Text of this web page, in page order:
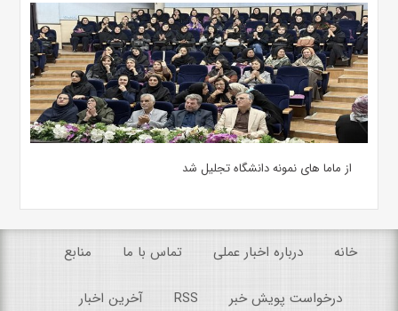
از ماما های نمونه دانشگاه تجلیل شد
خانه درباره اخبار عملی تماس با ما منابع
درخواست پویش خبر RSS آخرین اخبار